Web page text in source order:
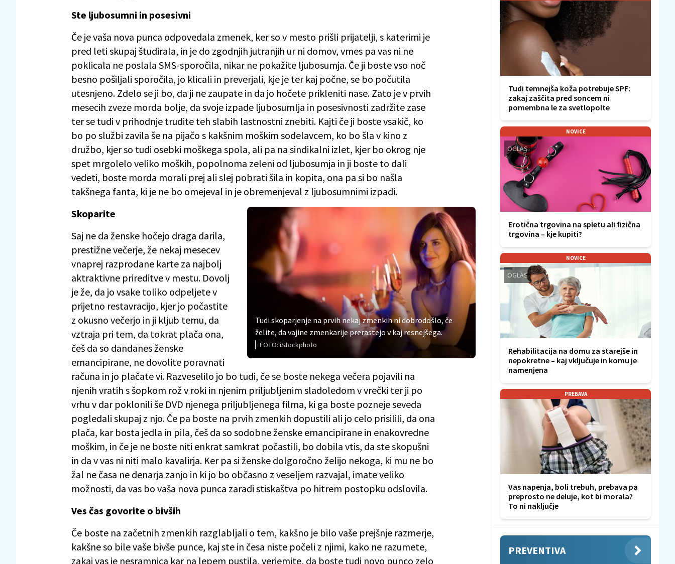
Ste ljubosumni in posesivni
Če je vaša nova punca odpovedala zmenek, ker so v mesto prišli prijatelji, s katerimi je
pred leti skupaj študirala, in je do zgodnjih jutranjih ur ni domov, vmes pa vas ni ne
poklicala ne poslala SMS-sporočila, nikar ne pokažite ljubosumja. Če ji boste vso noč
besno pošiljali sporočila, jo klicali in preverjali, kje je ter kaj počne, se bo počutila
utesnjeno. Zdelo se ji bo, da ji ne zaupate in da jo hočete prikleniti nase. Zato je v prvih
mesecih zveze morda bolje, da svoje izpade ljubosumlja in posesivnosti zadržite zase
ter se tudi v prihodnje trudite teh slabih lastnostni znebiti. Kajti če ji boste vsakič, ko
bo po službi zavila še na pijačo s kakšnim moškim sodelavcem, ko bo šla v kino z
družbo, kjer so tudi osebki moškega spola, ali pa na sindikalni izlet, kjer bo okrog nje
spet mrgolelo veliko moških, popolnoma zeleni od ljubosumja in ji boste to dali
vedeti, boste morda morali prej ali slej pobrati šila in kopita, ona pa si bo našla
takšnega fanta, ki je ne bo omejeval in je obremenjeval z ljubosumnimi izpadi.
Tudi skoparjenje na prvih nekaj zmenkih ni dobrodošlo, če
želite, da vajine zmenkarije prerastejo v kaj resnejšega.
FOTO: iStockphoto
Skoparite
Saj ne da ženske hočejo draga darila,
prestižne večerje, že nekaj mesecev
vnaprej razprodane karte za najbolj
aktraktivne prireditve v mestu. Dovolj
je že, da jo vsake toliko odpeljete v
prijetno restavracijo, kjer jo počastite
z okusno večerjo in ji kljub temu, da
vztraja pri tem, da tokrat plača ona,
češ da so dandanes ženske
emancipirane, ne dovolite poravnati
računa in jo plačate vi. Razveselilo jo bo tudi, če se boste nekega večera pojavili na
njenih vratih s šopkom rož v roki in njenim priljubljenim sladoledom v vrečki ter ji po
vrhu v dar poklonili še DVD njenega priljubljenega filma, ki ga boste pozneje seveda
pogledali skupaj z njo. Če pa boste na prvih zmenkih dopustili ali jo celo prisilili, da ona
plača, kar bosta jedla in pila, češ da so sodobne ženske emancipirane in enakovredne
moškim, in če je ne boste niti enkrat samkrat počastili, bo dobila vtis, da ste skopušni
in da v vas ni niti malo kavalirja. Ker pa si ženske dolgoročno želijo nekoga, ki mu ne bo
žal ne časa ne denarja zanjo in ki jo bo občasno z veseljem razvajal, imate veliko
možnosti, da vas bo vaša nova punca zaradi stiskaštva po hitrem postopku odslovila.
Ves čas govorite o bivših
Če boste na začetnih zmenkih razglabljali o tem, kakšno je bilo vaše prejšnje razmerje,
kakšne so bile vaše bivše punce, kaj ste in česa niste počeli z njimi, kako ne razumete,
zakaj vas je nesramnica kar na lepem pustila, verjemite, da boste tudi novo punco zelo
Tudi temnejša koža potrebuje SPF:
zakaj zaščita pred soncem ni
pomembna le za svetlopolte
NOVICE
OGLAS
Erotična trgovina na spletu ali fizična
trgovina – kje kupiti?
NOVICE
OGLAS
Rehabilitacija na domu za starejše in
nepokretne – kaj vključuje in komu je
namenjena
PREBAVA
Vas napenja, boli trebuh, prebava pa
preprosto ne deluje, kot bi morala?
To ni naključje
PREVENTIVA